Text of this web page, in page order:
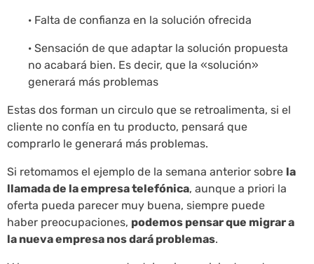
· Falta de confianza en la solución ofrecida
· Sensación de que adaptar la solución propuesta
no acabará bien. Es decir, que la «solución»
generará más problemas
Estas dos forman un circulo que se retroalimenta, si el
cliente no confía en tu producto, pensará que
comprarlo le generará más problemas.
Si retomamos el ejemplo de la semana anterior sobre la
llamada de la empresa telefónica, aunque a priori la
oferta pueda parecer muy buena, siempre puede
haber preocupaciones, podemos pensar que migrar a
la nueva empresa nos dará problemas.